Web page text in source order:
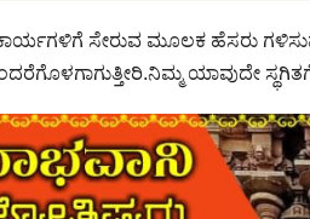
ಸೇರುವ ಮೂಲಕ ಹೆಸರು
ಯಾವುದೇ